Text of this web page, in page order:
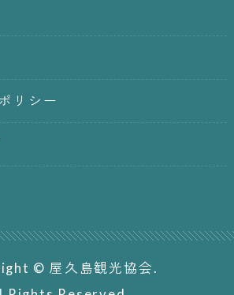
リシー
© 屋久島観光協会.